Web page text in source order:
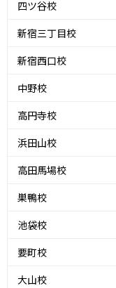
四ツ谷校
新宿三丁目校
新宿西口校
中野校
高円寺校
浜田山校
高田馬場校
巣鴨校
池袋校
要町校
大山校